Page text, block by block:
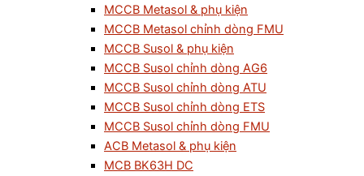
MCCB Metasol & phụ kiện
MCCB Metasol chỉnh dòng FMU
MCCB Susol & phụ kiện
MCCB Susol chỉnh dòng AG6
MCCB Susol chỉnh dòng ATU
MCCB Susol chỉnh dòng ETS
MCCB Susol chỉnh dòng FMU
ACB Metasol & phụ kiện
MCB BK63H DC